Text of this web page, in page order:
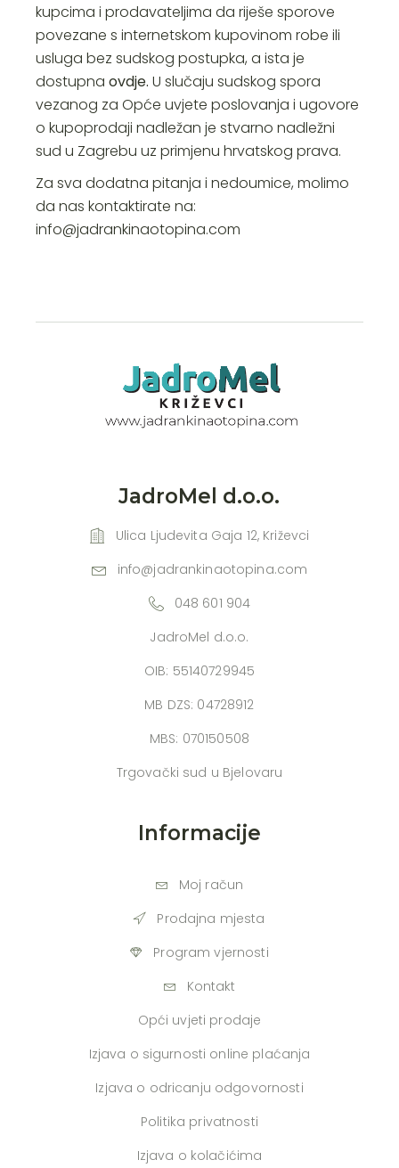
kupcima i prodavateljima da riješe sporove
povezane s internetskom kupovinom robe ili
usluga bez sudskog postupka, a ista je
dostupnaovdje. U slučaju sudskog spora
vezanog za Opće uvjete poslovanja i ugovore
o kupoprodaji nadležan je stvarno nadležni
sud u Zagrebu uz primjenu hrvatskog prava.
Za sva dodatna pitanja i nedoumice, molimo
da nas kontaktirate na:
info@jadrankinaotopina.com
JadroMel d.o.o.
Ulica Ljudevita Gaja 12, Križevci
info@jadrankinaotopina.com
048 601 904
JadroMel d.o.o.
OIB: 55140729945
MB DZS: 04728912
MBS: 070150508
Trgovački sud u Bjelovaru
Informacije
Moj račun
Prodajna mjesta
Program vjernosti
Kontakt
Opći uvjeti prodaje
Izjava o sigurnosti online plaćanja
Izjava o odricanju odgovornosti
Politika privatnosti
Izjava o kolačićima